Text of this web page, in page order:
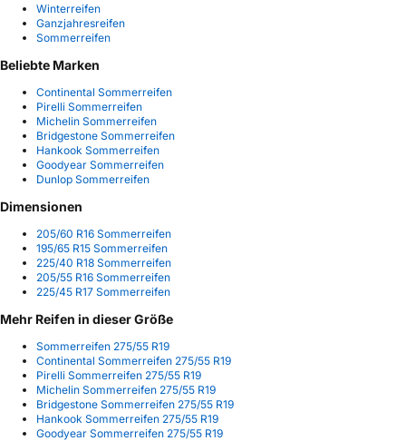
Winterreifen
Ganzjahresreifen
Sommerreifen
Beliebte Marken
Continental Sommerreifen
Pirelli Sommerreifen
Michelin Sommerreifen
Bridgestone Sommerreifen
Hankook Sommerreifen
Goodyear Sommerreifen
Dunlop Sommerreifen
Dimensionen
205/60 R16 Sommerreifen
195/65 R15 Sommerreifen
225/40 R18 Sommerreifen
205/55 R16 Sommerreifen
225/45 R17 Sommerreifen
Mehr Reifen in dieser Größe
Sommerreifen 275/55 R19
Continental Sommerreifen 275/55 R19
Pirelli Sommerreifen 275/55 R19
Michelin Sommerreifen 275/55 R19
Bridgestone Sommerreifen 275/55 R19
Hankook Sommerreifen 275/55 R19
Goodyear Sommerreifen 275/55 R19